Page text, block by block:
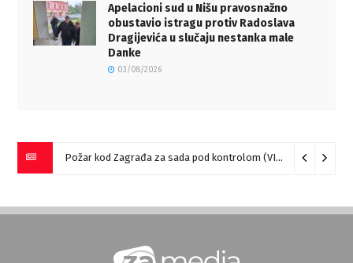
Apelacioni sud u Nišu pravosnažno
obustavio istragu protiv Radoslava
Dragijevića u slučaju nestanka male
Danke
03/08/2026
Požar kod Zagrađa za sada pod kontrolom (VIDEO) 05/08/